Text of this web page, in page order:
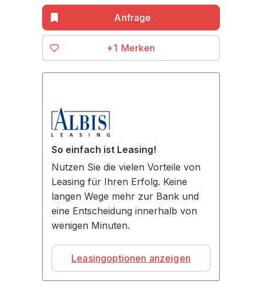
+1
So einfach ist Leasing!
Nutzen Sie die vielen Vorteile von
Leasing für Ihren Erfolg. Keine
langen Wege mehr zur Bank und
eine Entscheidung innerhalb von
wenigen Minuten.
Leasingoptionen anzeigen